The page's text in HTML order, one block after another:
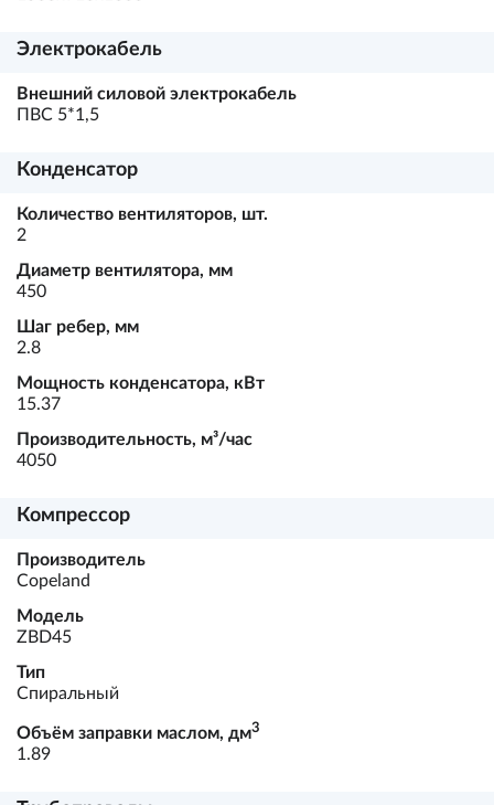
Электрокабель
Внешний силовой электрокабель
ПВС 5*1,5
Конденсатор
Количество вентиляторов, шт.
2
Диаметр вентилятора, мм
450
Шаг ребер, мм
2.8
Мощность конденсатора, кВт
15.37
Производительность, м³/час
4050
Компрессор
Производитель
Copeland
Модель
ZBD45
Тип
Спиральный
Объём заправки маслом, дм3
1.89